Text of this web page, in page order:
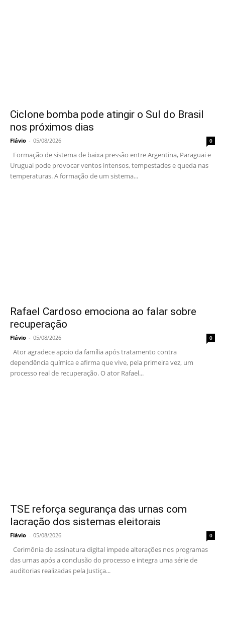
Ciclone bomba pode atingir o Sul do Brasil
nos próximos dias
Flávio - 05/08/2026 0
Formação de sistema de baixa pressão entre Argentina, Paraguai e
Uruguai pode provocar ventos intensos, tempestades e queda nas
temperaturas. A formação de um sistema...
Rafael Cardoso emociona ao falar sobre
recuperação
Flávio - 05/08/2026 0
Ator agradece apoio da família após tratamento contra
dependência química e afirma que vive, pela primeira vez, um
processo real de recuperação. O ator Rafael...
TSE reforça segurança das urnas com
lacração dos sistemas eleitorais
Flávio - 05/08/2026 0
Cerimônia de assinatura digital impede alterações nos programas
das urnas após a conclusão do processo e integra uma série de
auditorias realizadas pela Justiça...